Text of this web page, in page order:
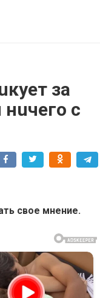
за
с
свое мнение.